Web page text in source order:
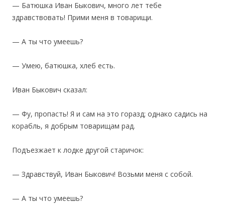
— Батюшка Иван Быкович, много лет тебе
здравствовать! Прими меня в товарищи.
— А ты что умеешь?
— Умею, батюшка, хлеб есть.
Иван Быкович сказал:
— Фу, пропасть! Я и сам на это горазд; однако садись на
корабль, я добрым товарищам рад.
Подъезжает к лодке другой старичок:
— Здравствуй, Иван Быкович! Возьми меня с собой.
— А ты что умеешь?